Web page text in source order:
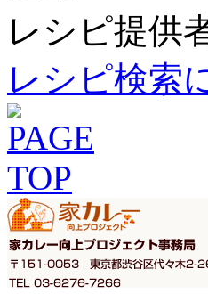
レシピ提供
レシピ検索